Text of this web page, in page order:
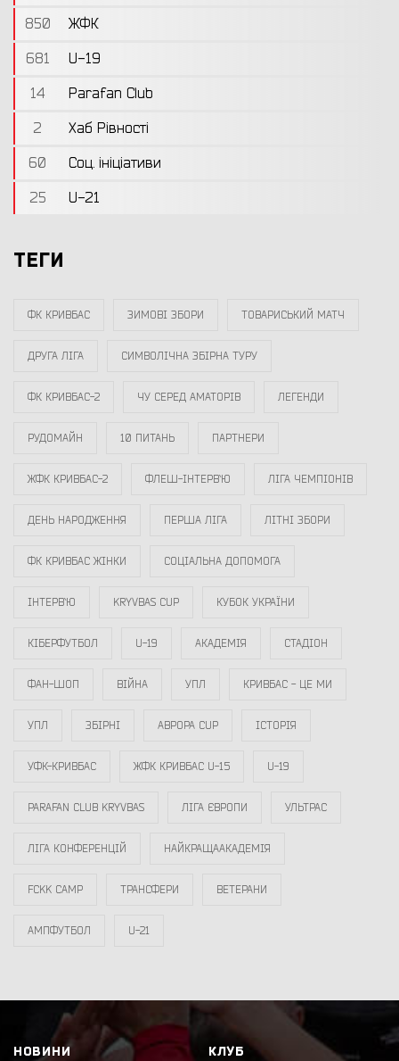
850
ЖФК
681
U-19
14
Parafan Club
2
Хаб Рівності
60
Соц. ініціативи
25
U-21
ТЕГИ
ФК КРИВБАС ЗИМОВІ ЗБОРИ ТОВАРИСЬКИЙ МАТЧ
ДРУГА ЛІГА СИМВОЛІЧНА ЗБІРНА ТУРУ
ФК КРИВБАС-2 ЧУ СЕРЕД АМАТОРІВ ЛЕГЕНДИ
РУДОМАЙН 10 ПИТАНЬ ПАРТНЕРИ
ЖФК КРИВБАС-2 ФЛЕШ-ІНТЕРВ`Ю ЛІГА ЧЕМПІОНІВ
ДЕНЬ НАРОДЖЕННЯ ПЕРША ЛІГА ЛІТНІ ЗБОРИ
ФК КРИВБАС ЖІНКИ СОЦІАЛЬНА ДОПОМОГА
ІНТЕРВ`Ю KRYVBAS CUP КУБОК УКРАЇНИ
КІБЕРФУТБОЛ U-19 АКАДЕМІЯ СТАДІОН
ФАН-ШОП ВІЙНА УПЛ КРИВБАС - ЦЕ МИ
УПЛ ЗБІРНІ АВРОРА CUP ІСТОРІЯ
УФК-КРИВБАС ЖФК КРИВБАС U-15 U-19
PARAFAN CLUB KRYVBAS ЛІГА ЄВРОПИ УЛЬТРАС
ЛІГА КОНФЕРЕНЦІЙ НАЙКРАЩААКАДЕМІЯ
FCKK CAMP ТРАНСФЕРИ ВЕТЕРАНИ
АМПФУТБОЛ U-21
НОВИНИ КЛУБ